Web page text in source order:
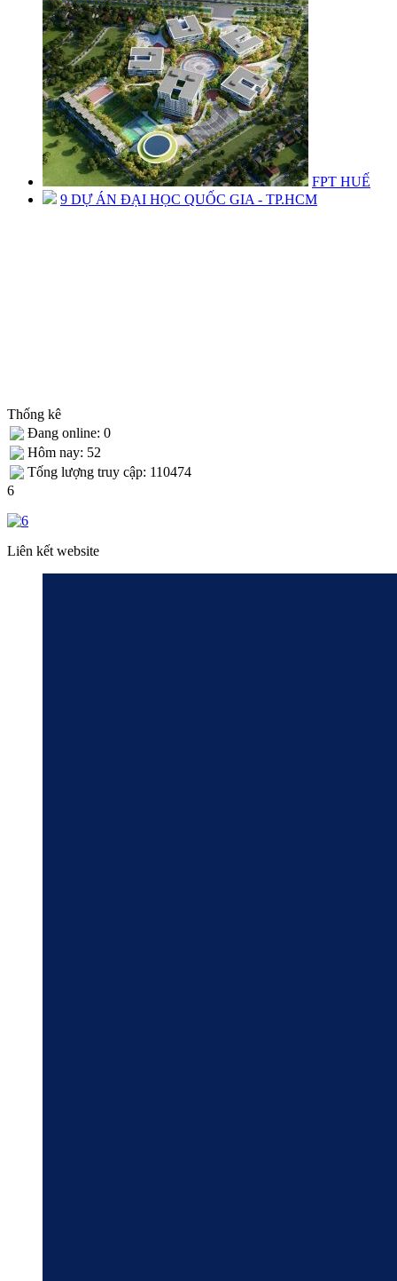
FPT HUẾ
9 DỰ ÁN ĐẠI HỌC QUỐC GIA - TP.HCM
Thống kê
Đang online: 0
Hôm nay: 52
Tống lượng truy cập: 110474
6
Liên kết website